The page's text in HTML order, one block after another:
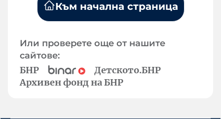
Към начална страница
Или проверете още от нашите
сайтове:
БНР
Детското.БНР
Архивен фонд на БНР